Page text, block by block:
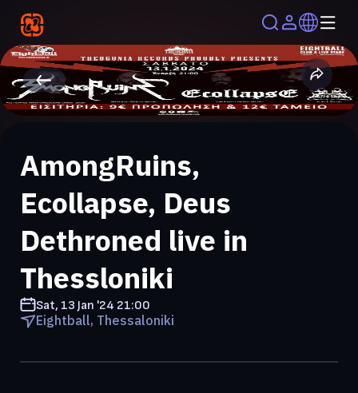
AmongRuins,
Ecollapse, Deus
Dethroned live in
Thessloniki
Sat, 13 Jan '24 21:00
Eightball, Thessaloniki